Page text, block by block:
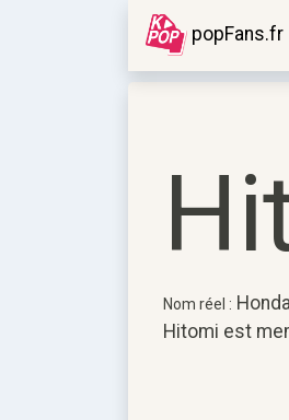
popFans.fr
Nom réel :
Hitomi est